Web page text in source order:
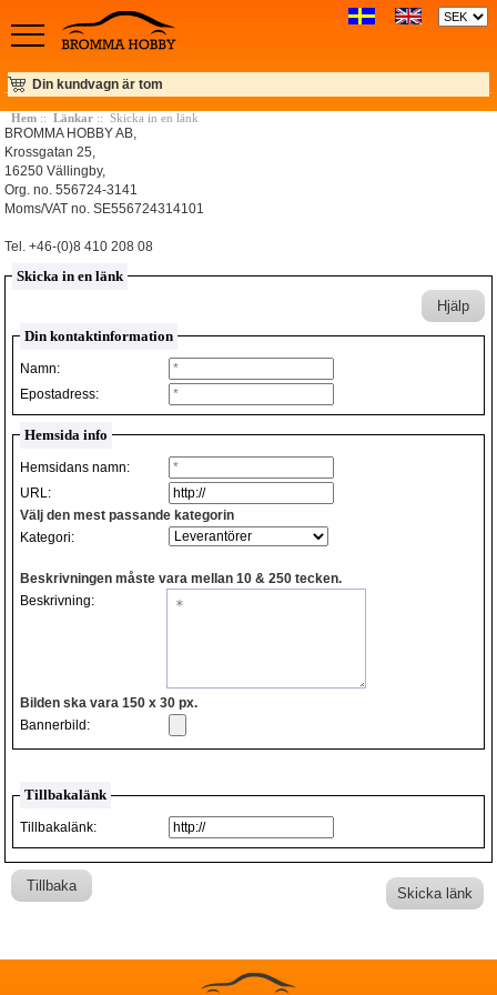
Din kundvagn är tom
Hem:: Länkar:: Skicka in en länk
BROMMA HOBBY AB,
Krossgatan 25,
16250 Vällingby,
Org. no. 556724-3141
Moms/VAT no. SE556724314101
Tel. +46-(0)8 410 208 08
Skicka in en länk
Hjälp
Din kontaktinformation
Namn:
Epostadress:
Hemsida info
Hemsidans namn:
URL:
Välj den mest passande kategorin
Kategori:
Beskrivningen måste vara mellan 10 & 250 tecken.
Beskrivning:
Bilden ska vara 150 x 30 px.
Bannerbild:
Tillbakalänk
Tillbakalänk:
Tillbaka